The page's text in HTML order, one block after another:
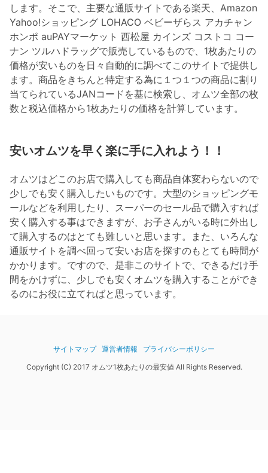
します。そこで、主要な通販サイトである楽天、Amazon
Yahoo!ショッピング LOHACO ベビーザらス アカチャン
ホンポ auPAYマーケット 西松屋 カインズ コストコ コー
ナン ツルハドラッグで販売しているもので、1枚あたりの
価格が安いものを日々自動的に調べてこのサイトで提供し
ます。商品をきちんと特定する為に１つ１つの商品に割り
当てられているJANコードを基に検索し、オムツ全部の枚
数と税込価格から1枚あたりの価格を計算しています。
安いオムツを早く楽に手に入れよう！！
オムツはどこのお店で購入しても商品自体変わらないので
少しでも安く購入したいものです。大型のショッピングモ
ールなどを利用したり、スーパーのセール品で購入すれば
安く購入する事はできますが、お子さんがいる時に外出し
て購入するのはとても難しいと思います。また、いろんな
通販サイトを調べ回って安いお店を探すのもとても時間が
かかります。ですので、是非このサイトで、できるだけ手
間をかけずに、少しでも安くオムツを購入することができ
るのにお役に立てればと思っています。
サイトマップ 運営者情報
プライバシーポリシー
Copyright (C) 2017 オムツ1枚あたりの最安値 All Rights Reserved.